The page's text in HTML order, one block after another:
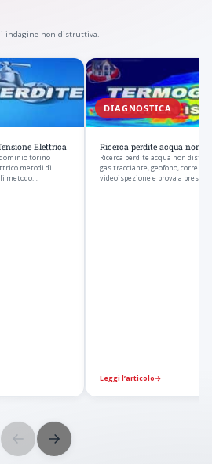
indagine non distruttiva.
Elettrica
torino
metodi di
metodo…
DIAGNOSTICA
Ricerca perdite acqua non
Ricerca perdite acqua non
gas tracciante, geofono,
videoispezione e prova a
Leggi l’articolo→
← →